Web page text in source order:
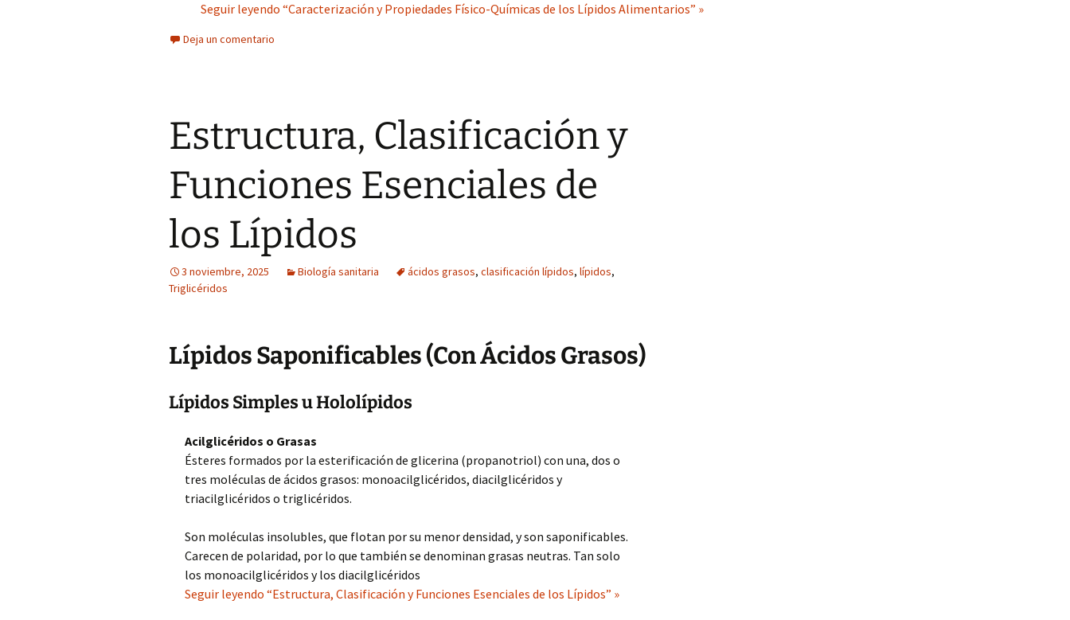
Seguir leyendo “Caracterización y Propiedades Físico-Químicas de los Lípidos Alimentarios” »
Deja un comentario
Estructura, Clasificación y
Funciones Esenciales de
los Lípidos
3 noviembre, 2025 Biología sanitaria ácidos grasos, clasificación lípidos, lípidos,
Triglicéridos
Lípidos Saponificables (Con Ácidos Grasos)
Lípidos Simples u Hololípidos
Acilglicéridos o Grasas
Ésteres formados por la esterificación de glicerina (propanotriol) con una, dos o
tres moléculas de ácidos grasos: monoacilglicéridos, diacilglicéridos y
triacilglicéridos o triglicéridos.
Son moléculas insolubles, que flotan por su menor densidad, y son saponificables.
Carecen de polaridad, por lo que también se denominan grasas neutras. Tan solo
los monoacilglicéridos y los diacilglicéridos
Seguir leyendo “Estructura, Clasificación y Funciones Esenciales de los Lípidos” »